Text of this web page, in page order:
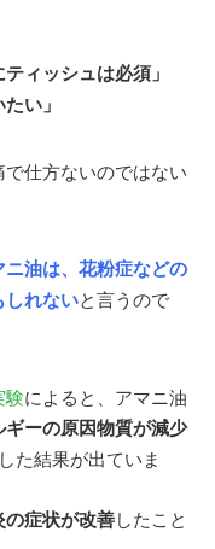
ィッシュは必須」
い」
仕方ないのではない
ニ油は、花粉症などの
しれないと言うので
験によると、アマニ油
ギーの原因物質が減少
た結果が出ていま
症状が改善したこと